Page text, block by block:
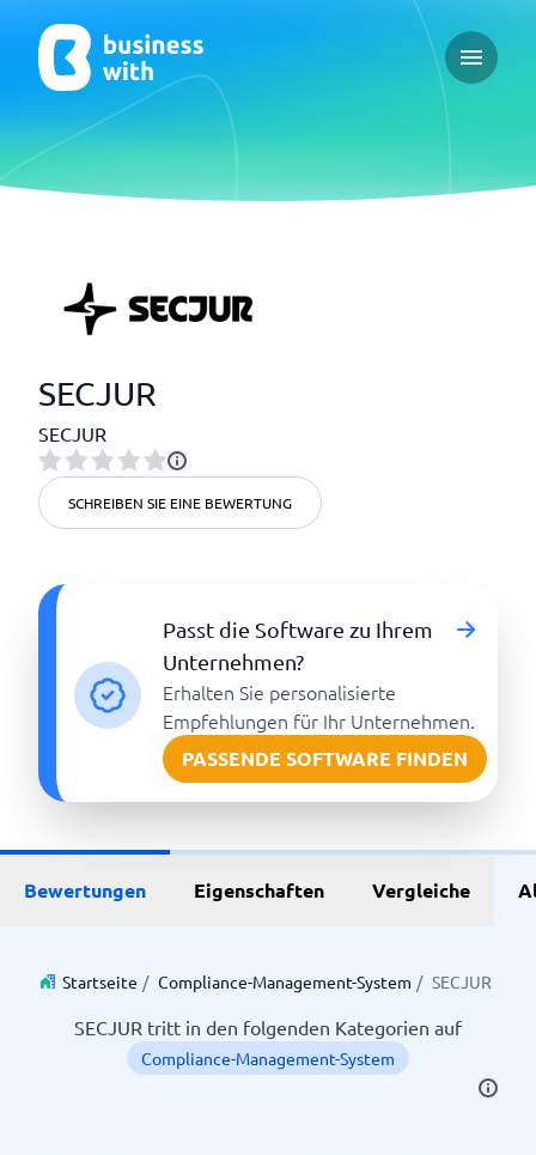
Open
SECJUR
SECJUR
SCHREIBEN SIE EINE BEWERTUNG
Passt die Software zu Ihrem
Unternehmen?
Erhalten Sie personalisierte
Empfehlungen für Ihr Unternehmen.
PASSENDE SOFTWARE FINDEN
Bewertungen Eigenschaften Vergleiche
Startseite / Compliance-Management-System / SECJUR
SECJUR tritt in den folgenden Kategorien auf
Compliance-Management-System